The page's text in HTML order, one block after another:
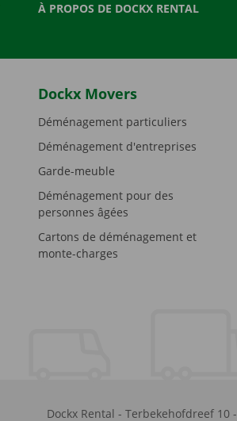
À PROPOS DE DOCKX RENTAL
Dockx Movers
Déménagement particuliers
Déménagement d'entreprises
Garde-meuble
Déménagement pour des
personnes âgées
Cartons de déménagement et
monte-charges
Dockx Rental - Terbekehofdreef 10-